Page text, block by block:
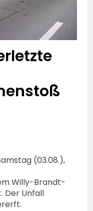
(03.08.),
Willy-Brandt-
Der Unfall